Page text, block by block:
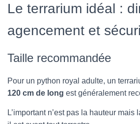
Le terrarium idéal :
agencement et
Taille recommandée
Pour un python royal adulte, un
120 cm de long est généralement
L’important n’est pas la hauteur mais